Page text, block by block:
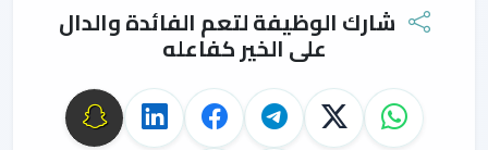
شارك الوظيفة لتعم الفائدة والدال
على الخير كفاعله